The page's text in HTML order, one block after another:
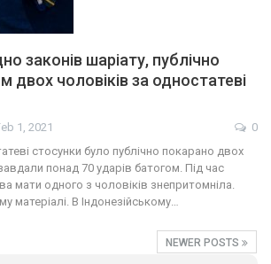
законів шаріату, публічно
двох чоловіків за одностатеві
1, 2021
0
стосунки було публічно покарано двох
понад 70 ударів батогом. Під час
мати одного з чоловіків знепритомніла.
матеріалі. В Індонезійському…
NEWER POSTS
та COVІD-19 не дали нам можливості
Наше відео-звернення про те, що
всіх хто поділяє цінності рівності та
до нас. Регіональні підрозділи